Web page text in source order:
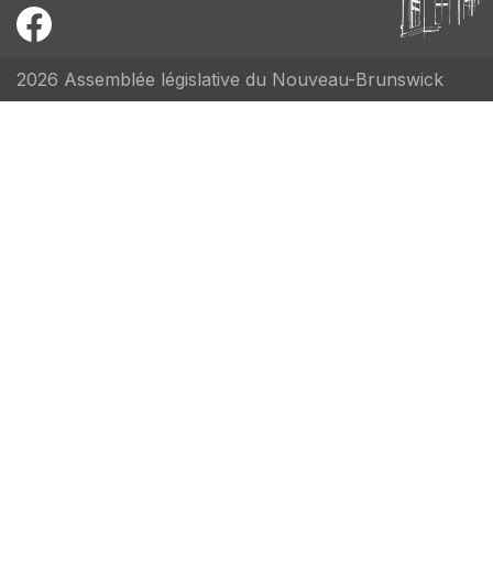
2026 Assemblée législative du Nouveau-Brunswick